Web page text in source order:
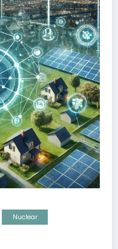
Nuclear